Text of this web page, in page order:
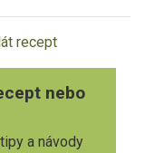
recept
nebo
a návody